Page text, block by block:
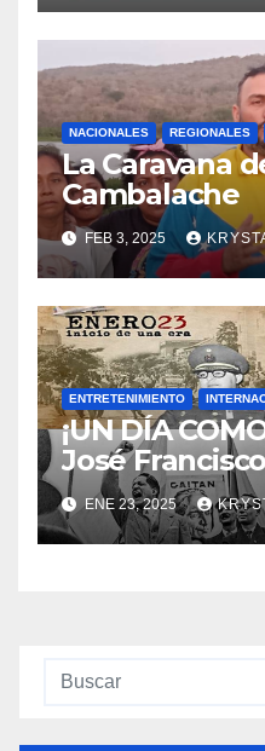
NACIONALES REGIONALES
La Caravana
Cambalache
FEB 3, 2025
ENTRETENIMIENTO
¡UN DÍA
José
Nace Jorge
Pérez
ENE 23, 2025